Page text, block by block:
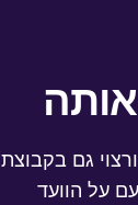
גם בקבוצת
על הוועד